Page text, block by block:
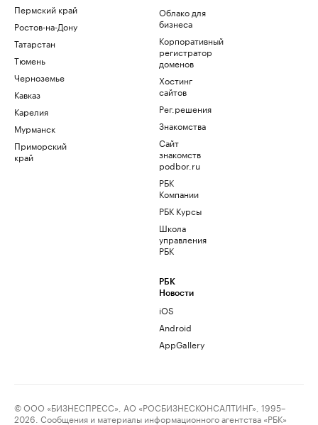
Пермский край
Ростов-на-Дону
Татарстан
Тюмень
Черноземье
Кавказ
Карелия
Мурманск
Приморский
край
Облако для
бизнеса
Корпоративный
регистратор
доменов
Хостинг
сайтов
Рег.решения
Знакомства
Сайт
знакомств
podbor.ru
РБК
Компании
РБК Курсы
Школа
управления
РБК
РБК
Новости
iOS
Android
AppGallery
© ООО «БИЗНЕСПРЕСС», АО «РОСБИЗНЕСКОНСАЛТИНГ», 1995–
2026. Сообщения и материалы информационного агентства «РБК»